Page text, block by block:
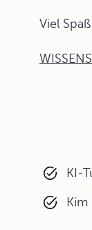
Viel
KI-